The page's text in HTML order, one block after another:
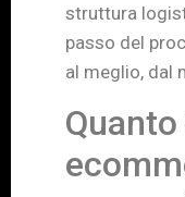
struttura
passo del
al meglio, dal